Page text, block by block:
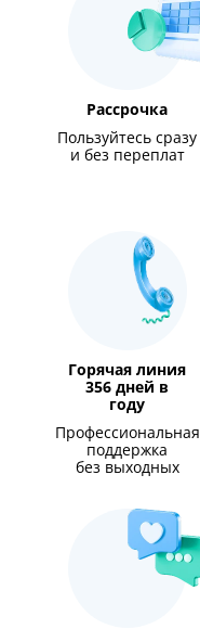
Рассрочка
Пользуйтесь сразу
и без переплат
Горячая линия
356 дней в
году
Профессиональная
поддержка
без выходных